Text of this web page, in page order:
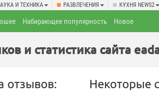
И ТЕХНИКА РАЗВЛЕЧЕНИЯ КУХНЯ NEWS2
Набирающее популярность Новое
и статистика сайта
отзывов: Некоторые